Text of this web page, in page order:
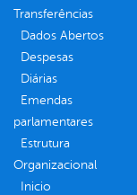
Transferências
Dados Abertos
Despesas
Diárias
Emendas
parlamentares
Estrutura
Organizacional
Inicio